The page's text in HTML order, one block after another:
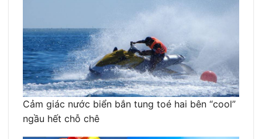
Cảm giác nước biển bắn tung toé hai bên “cool”
ngầu hết chỗ chê